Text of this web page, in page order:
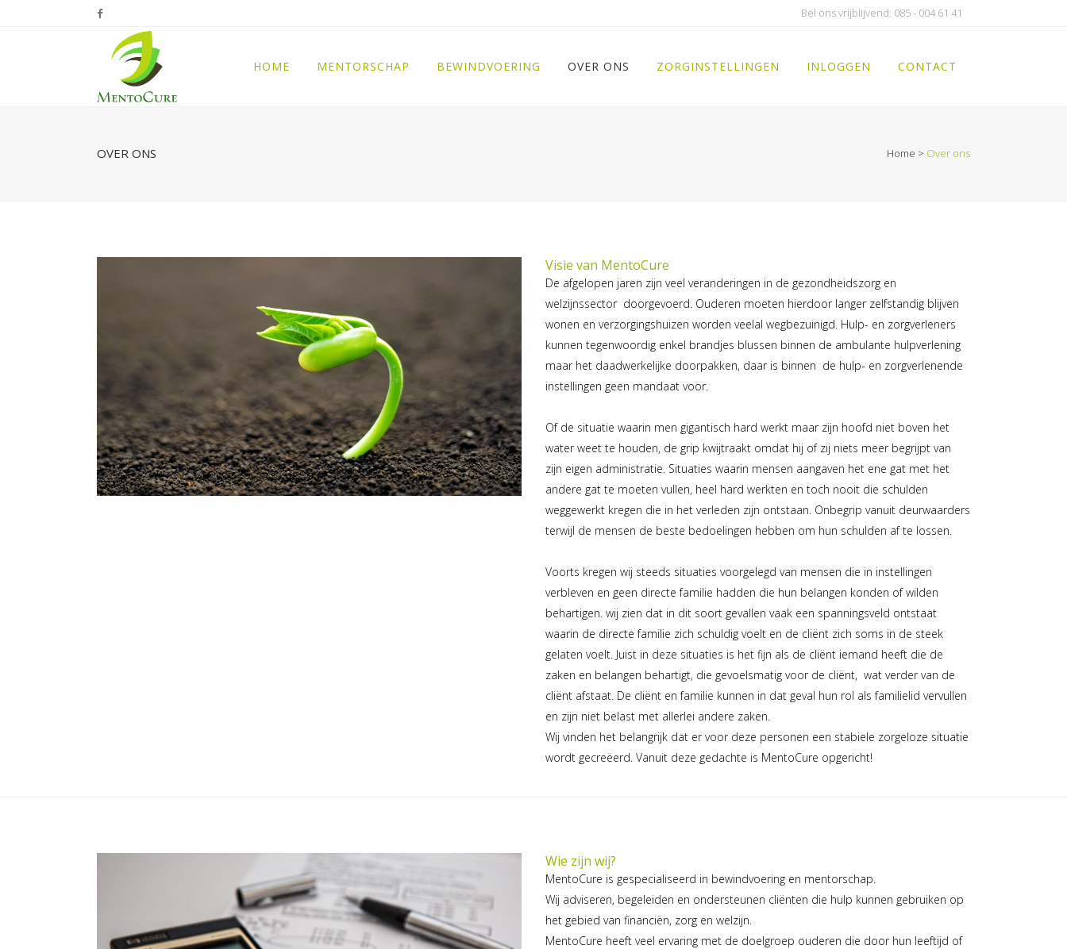
Bel ons vrijblijvend: 085 - 004 61 41
HOME MENTORSCHAP BEWINDVOERING OVER ONS ZORGINSTELLINGEN INLOGGEN CONTACT
OVER ONS Home > Over ons
Visie van MentoCure
De afgelopen jaren zijn veel veranderingen in de gezondheidszorg en
welzijnssector doorgevoerd. Ouderen moeten hierdoor langer zelfstandig blijven
wonen en verzorgingshuizen worden veelal wegbezuinigd. Hulp- en zorgverleners
kunnen tegenwoordig enkel brandjes blussen binnen de ambulante hulpverlening
maar het daadwerkelijke doorpakken, daar is binnen de hulp- en zorgverlenende
instellingen geen mandaat voor.
Of de situatie waarin men gigantisch hard werkt maar zijn hoofd niet boven het
water weet te houden, de grip kwijtraakt omdat hij of zij niets meer begrijpt van
zijn eigen administratie. Situaties waarin mensen aangaven het ene gat met het
andere gat te moeten vullen, heel hard werkten en toch nooit die schulden
weggewerkt kregen die in het verleden zijn ontstaan. Onbegrip vanuit deurwaarders
terwijl de mensen de beste bedoelingen hebben om hun schulden af te lossen.
Voorts kregen wij steeds situaties voorgelegd van mensen die in instellingen
verbleven en geen directe familie hadden die hun belangen konden of wilden
behartigen. wij zien dat in dit soort gevallen vaak een spanningsveld ontstaat
waarin de directe familie zich schuldig voelt en de cliënt zich soms in de steek
gelaten voelt. Juist in deze situaties is het fijn als de cliënt iemand heeft die de
zaken en belangen behartigt, die gevoelsmatig voor de cliënt, wat verder van de
cliënt afstaat. De cliënt en familie kunnen in dat geval hun rol als familielid vervullen
en zijn niet belast met allerlei andere zaken.
Wij vinden het belangrijk dat er voor deze personen een stabiele zorgeloze situatie
wordt gecreëerd. Vanuit deze gedachte is MentoCure opgericht!
Wie zijn wij?
MentoCure is gespecialiseerd in bewindvoering en mentorschap.
Wij adviseren, begeleiden en ondersteunen cliënten die hulp kunnen gebruiken op
het gebied van financiën, zorg en welzijn.
MentoCure heeft veel ervaring met de doelgroep ouderen die door hun leeftijd of